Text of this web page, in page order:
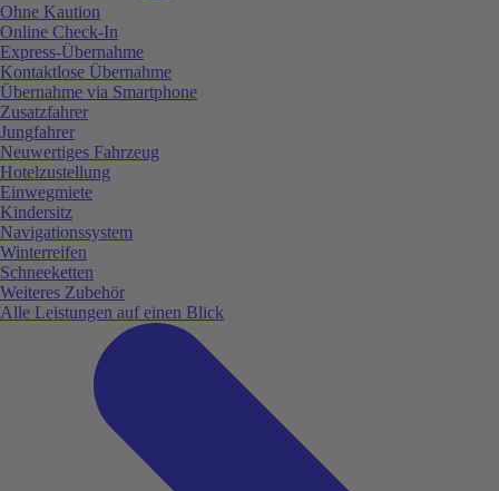
Ohne Kaution
Online Check-In
Express-Übernahme
Kontaktlose Übernahme
Übernahme via Smartphone
Zusatzfahrer
Jungfahrer
Neuwertiges Fahrzeug
Hotelzustellung
Einwegmiete
Kindersitz
Navigationssystem
Winterreifen
Schneeketten
Weiteres Zubehör
Alle Leistungen auf einen Blick